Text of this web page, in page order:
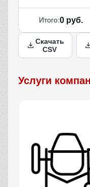
Итого:0 руб.
Скачать
CSV
Услуги